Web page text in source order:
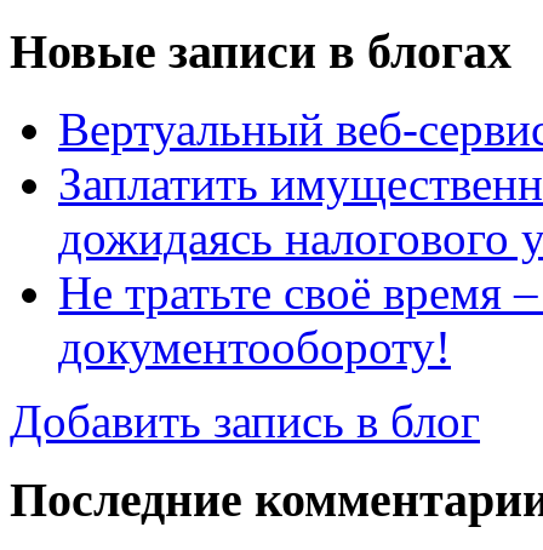
Новые записи в блогах
Вертуальный веб-
Заплатить
дожидаясь налогового
Не тратьте своё время
документообороту!
Добавить запись в блог
Последние